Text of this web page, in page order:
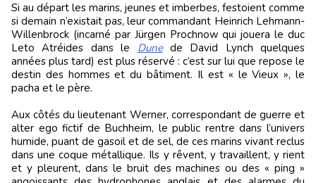
Si au départ les marins, jeunes et imberbes, festoient comme
si demain n’existait pas, leur commandant Heinrich Lehmann-
Willenbrock (incarné par Jürgen Prochnow qui jouera le duc
Leto Atréides dans le Dunede David Lynch quelques
années plus tard) est plus réservé : c’est sur lui que repose le
destin des hommes et du bâtiment. Il est « le Vieux », le
pacha et le père.
Aux côtés du lieutenant Werner, correspondant de guerre et
alter ego fictif de Buchheim, le public rentre dans l’univers
humide, puant de gasoil et de sel, de ces marins vivant reclus
dans une coque métallique. Ils y rêvent, y travaillent, y rient
et y pleurent, dans le bruit des machines ou des « ping »